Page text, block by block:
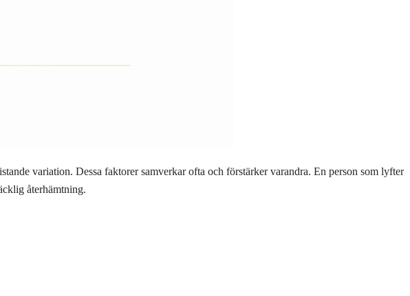
variation. Dessa faktorer samverkar ofta och förstärker varandra. En person som lyfter
återhämtning.